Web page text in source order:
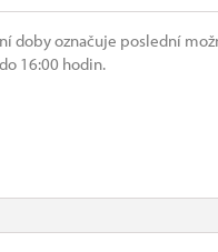
doby označuje poslední
16:00 hodin.